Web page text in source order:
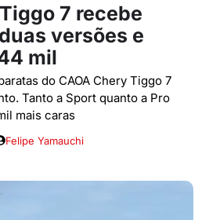
7 recebe
versões e
mil
do CAOA Chery Tiggo 7
Tanto a Sport quanto a Pro
mais caras
Felipe Yamauchi